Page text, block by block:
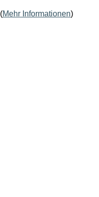
(Mehr Informationen)